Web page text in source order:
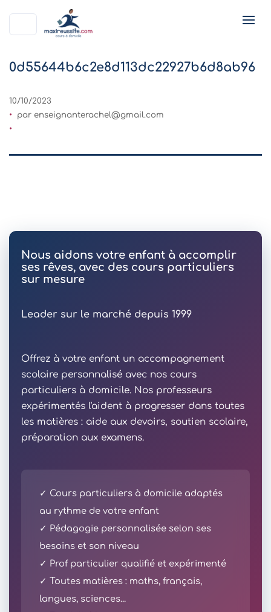
0d55644b6c2e8d113dc22927b6d8ab96
10/10/2023
par enseignanterachel@gmail.com
Nous aidons votre enfant à accomplir
ses rêves, avec des cours particuliers
sur mesure
Leader sur le marché depuis 1999
Offrez à votre enfant un accompagnement
scolaire personnalisé avec nos cours
particuliers à domicile. Nos professeurs
expérimentés l'aident à progresser dans toutes
les matières : aide aux devoirs, soutien scolaire,
préparation aux examens.
✓ Cours particuliers à domicile adaptés
au rythme de votre enfant
✓ Pédagogie personnalisée selon ses
besoins et son niveau
✓ Prof particulier qualifié et expérimenté
✓ Toutes matières : maths, français,
langues, sciences...